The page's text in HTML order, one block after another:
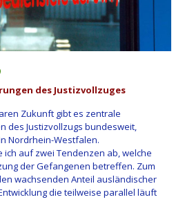
des Justizvollzuges
Zukunft gibt es zentrale
des Justizvollzugs bundesweit,
Nordrhein-Westfalen.
auf zwei Tendenzen ab, welche
der Gefangenen betreffen. Zum
wach­senden Anteil ausländischer
die teilweise parallel läuft